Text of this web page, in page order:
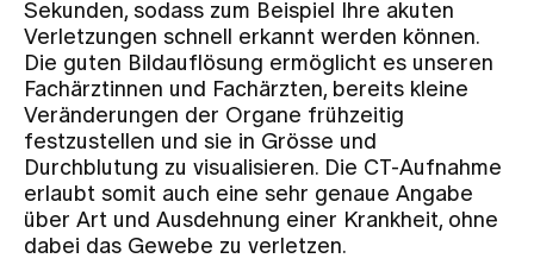
Zuweisende
Events
Über uns
Sekunden, sodass zum Beispiel Ihre akuten
Verletzungen schnell erkannt werden können.
Die guten Bildauflösung ermöglicht es unseren
Fachärztinnen und Fachärzten, bereits kleine
Veränderungen der Organe frühzeitig
festzustellen und sie in Grösse und
Durchblutung zu visualisieren. Die CT-Aufnahme
erlaubt somit auch eine sehr genaue Angabe
über Art und Ausdehnung einer Krankheit, ohne
dabei das Gewebe zu verletzen.